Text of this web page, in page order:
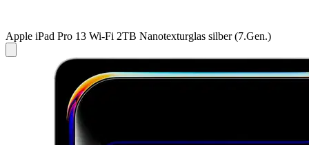
Apple iPad Pro 13 Wi-Fi 2TB Nanotexturglas silber (7.Gen.)